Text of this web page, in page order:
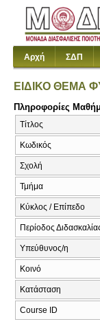
Αρχή ΣΔΠ
ΕΙΔΙΚΟ ΘΕΜΑ
Πληροφορίες
Τίτλος
Κωδικός
Σχολή
Τμήμα
Κύκλος / Επίπεδο
Περίοδος
Υπεύθυνος/η
Κοινό
Κατάσταση
Course ID